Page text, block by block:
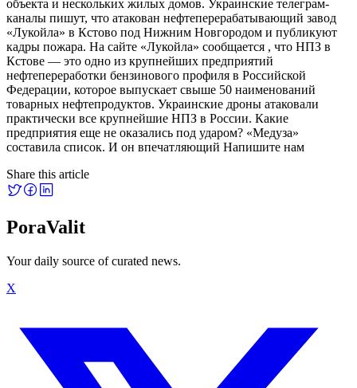
объекта и нескольких жилых домов. Украинские телеграм-
каналы пишут, что атакован нефтеперерабатывающий завод
«Лукойла» в Кстово под Нижним Новгородом и публикуют
кадры пожара. На сайте «Лукойла» сообщается , что НПЗ в
Кстове — это одно из крупнейших предприятий
нефтепереработки бензинового профиля в Российской
Федерации, которое выпускает свыше 50 наименований
товарных нефтепродуктов. Украинские дроны атаковали
практически все крупнейшие НПЗ в России. Какие
предприятия еще не оказались под ударом? «Медуза»
составила список. И он впечатляющий Напишите нам
Share this article
PoraValit
Your daily source of curated news.
X